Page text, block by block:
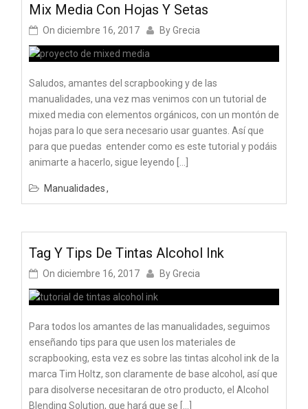
Mix Media Con Hojas Y Setas
On diciembre 16, 2017 ByGrecia
Saludos, amantes del scrapbooking y de las
manualidades, una vez mas venimos con un tutorial de
mixed media con elementos orgánicos, con un montón de
hojas para lo que sera necesario usar guantes. Así que
para que puedas entender como es este tutorial y podáis
animarte a hacerlo, sigue leyendo […]
Manualidades
Tag Y Tips De Tintas Alcohol Ink
On diciembre 16, 2017 ByGrecia
Para todos los amantes de las manualidades, seguimos
enseñando tips para que usen los materiales de
scrapbooking, esta vez es sobre las tintas alcohol ink de la
marca Tim Holtz, son claramente de base alcohol, así que
para disolverse necesitaran de otro producto, el Alcohol
Blending Solution, que hará que se […]